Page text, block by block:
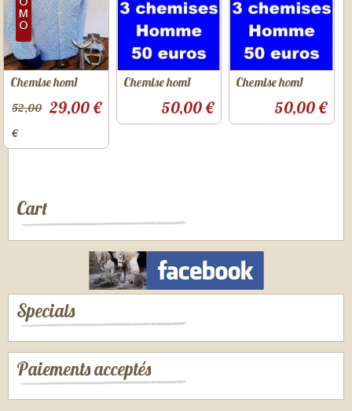
Chemise hom1
29,00 €
52,00
€
Chemise hom1
50,00 €
Chemise hom1
50,00 €
Cart
Specials
Paiements acceptés